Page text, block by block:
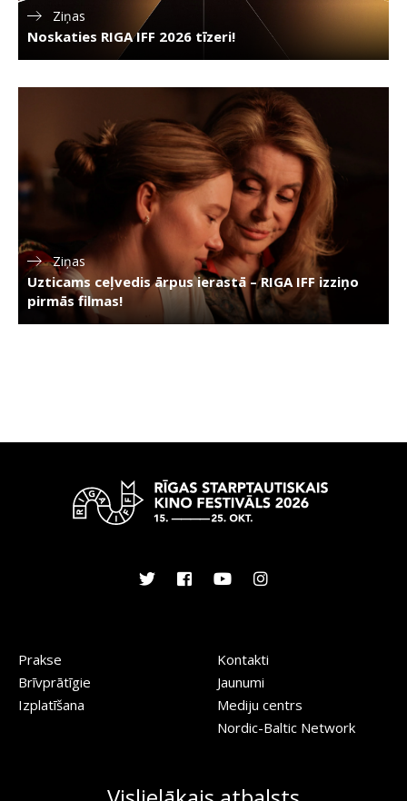
Ziņas
Noskaties RIGA IFF 2026 tīzeri!
Ziņas
Uzticams ceļvedis ārpus ierastā – RIGA IFF izziņo
pirmās filmas!
Prakse
Brīvprātīgie
Izplatīšana
Kontakti
Jaunumi
Mediju centrs
Nordic-Baltic Network